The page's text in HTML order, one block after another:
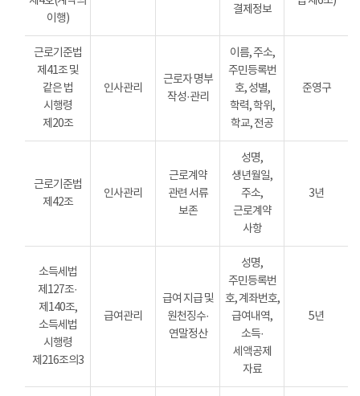
이행)
결제정보
근로기준법
제41조 및
같은 법
시행령
제20조
인사관리
근로자 명부
작성·관리
이름, 주소,
주민등록번
호, 성별,
학력, 학위,
학교, 전공
준영구
근로기준법
제42조
인사관리
근로계약
관련 서류
보존
성명,
생년월일,
주소,
근로계약
사항
3년
소득세법
제127조·
제140조,
소득세법
시행령
제216조의3
급여관리
급여 지급 및
원천징수·
연말정산
성명,
주민등록번
호, 계좌번호,
급여내역,
소득·
세액공제
자료
5년